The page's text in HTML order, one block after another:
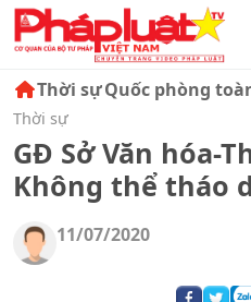
Thời sựQuốc phòng
Thời sự
GĐ Sở Văn hóa-
Không thể tháo
11/07/2020